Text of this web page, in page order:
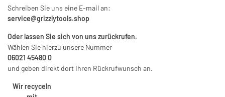
Schreiben Sie uns eine E-mail an:
service@grizzlytools.shop
Oder lassen Sie sich von uns zurückrufen.
Wählen Sie hierzu unsere Nummer
06021 45480 0
und geben direkt dort Ihren Rückrufwunsch an.
Wir recyceln